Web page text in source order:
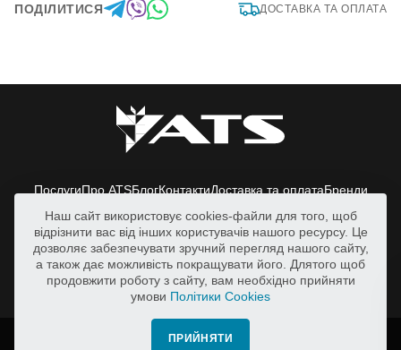
ПОДІЛИТИСЯ ДОСТАВКА ТА ОПЛАТА
ПослугиПро ATSБлогКонтактиДоставка та оплатаБренди
Київська обл., Васильківський р-н.,
с.Путрівка, вул. Заводська, 2
svicharov@ats.in.ua
+38 050 388 98 38
Всі права захищено. | © 2026 ATS
Наш сайт використовує cookies-файли для того, щоб
відрізнити вас від інших користувачів нашого ресурсу. Це
дозволяє забезпечувати зручний перегляд нашого сайту,
а також дає можливість покращувати його. Длятого щоб
продовжити роботу з сайту, вам необхідно прийняти
умови Політики Cookies
ПРИЙНЯТИ